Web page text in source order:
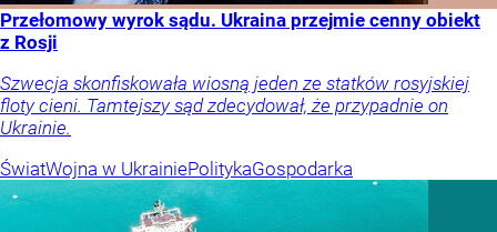
Przełomowy wyrok sądu. Ukraina przejmie cenny obiekt
z Rosji
Szwecja skonfiskowała wiosną jeden ze statków rosyjskiej
floty cieni. Tamtejszy sąd zdecydował, że przypadnie on
Ukrainie.
ŚwiatWojna w UkrainiePolitykaGospodarka